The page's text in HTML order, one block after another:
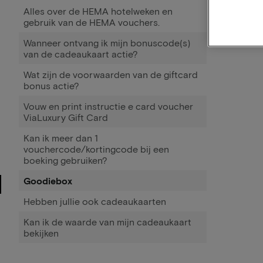
Alles over de HEMA hotelweken en
gebruik van de HEMA vouchers.
Wanneer ontvang ik mijn bonuscode(s)
van de cadeaukaart actie?
Wat zijn de voorwaarden van de giftcard
bonus actie?
Vouw en print instructie e card voucher
ViaLuxury Gift Card
Kan ik meer dan 1
vouchercode/kortingcode bij een
boeking gebruiken?
Goodiebox
Hebben jullie ook cadeaukaarten
Kan ik de waarde van mijn cadeaukaart
bekijken